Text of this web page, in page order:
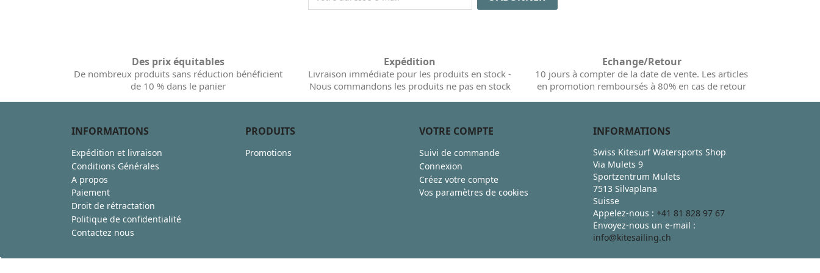
Des prix équitables
De nombreux produits sans réduction bénéficient
de 10 % dans le panier
Expédition
Livraison immédiate pour les produits en stock -
Nous commandons les produits ne pas en stock
Echange/Retour
10 jours à compter de la date de vente. Les articles
en promotion remboursés à 80% en cas de retour
INFORMATIONS
Expédition et livraison
Conditions Générales
A propos
Paiement
Droit de rétractation
Politique de confidentialité
Contactez nous
PRODUITS
Promotions
VOTRE COMPTE
Suivi de commande
Connexion
Créez votre compte
Vos paramètres de cookies
INFORMATIONS
Swiss Kitesurf Watersports Shop
Via Mulets 9
Sportzentrum Mulets
7513 Silvaplana
Suisse
Appelez-nous : +41 81 828 97 67
Envoyez-nous un e-mail :
info@kitesailing.ch